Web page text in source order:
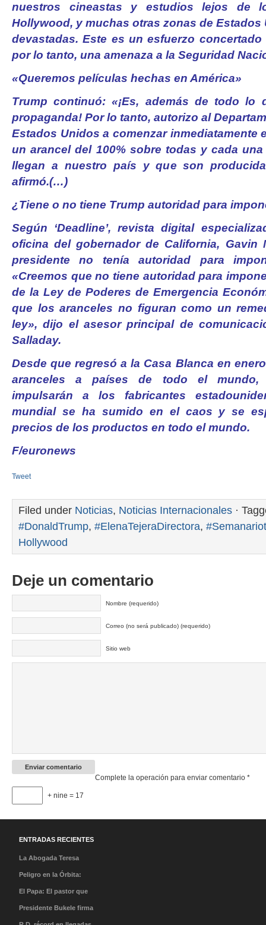
nuestros cineastas y estudios lejos de
Hollywood, y muchas otras zonas de
devastadas. Este es un esfuerzo
por lo tanto, una amenaza a la Seguridad
«Queremos películas hechas en América»
Trump continuó: «¡Es, además de todo lo
propaganda! Por lo tanto, autorizo al
Estados Unidos a comenzar inmediatamente
un arancel del 100% sobre todas y cada
llegan a nuestro país y que son
afirmó.(…)
¿Tiene o no tiene Trump autoridad para
Según ‘Deadline’, revista digital
oficina del gobernador de California, Gavin
presidente no tenía autoridad para
«Creemos que no tiene autoridad para
de la Ley de Poderes de Emergencia
que los aranceles no figuran como un
ley», dijo el asesor principal de
Salladay.
Desde que regresó a la Casa Blanca en
aranceles a países de todo el mundo,
impulsarán a los fabricantes
mundial se ha sumido en el caos y se
precios de los productos en todo el mundo.
F/euronews
Tweet
Filed under Noticias, Noticias Internacionales ·
#DonaldTrump, #ElenaTejeraDirectora,
Hollywood
Deje un comentario
Nombre (requerido)
Correo (no será publicado) (requerido)
Sitio web
Complete la operación para enviar comentario *
+ nine = 17
ENTRADAS RECIENTES
La Abogada Teresa
Stella Mera Gómez es la
Peligro en la Órbita:
¿Qué es la «Basura
El Papa: El pastor que
caminó en la tormenta y
el milagro de su llegada
Presidente Bukele firma
acuerdo que abre nueva